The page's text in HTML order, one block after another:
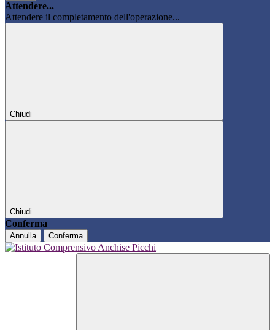
Attendere...
Attendere il completamento dell'operazione...
Chiudi
Chiudi
Conferma
Annulla Conferma